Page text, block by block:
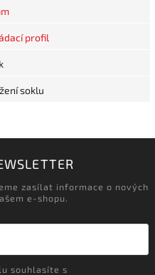
profil
soklu
zasílat informace o nových
e-shopu.